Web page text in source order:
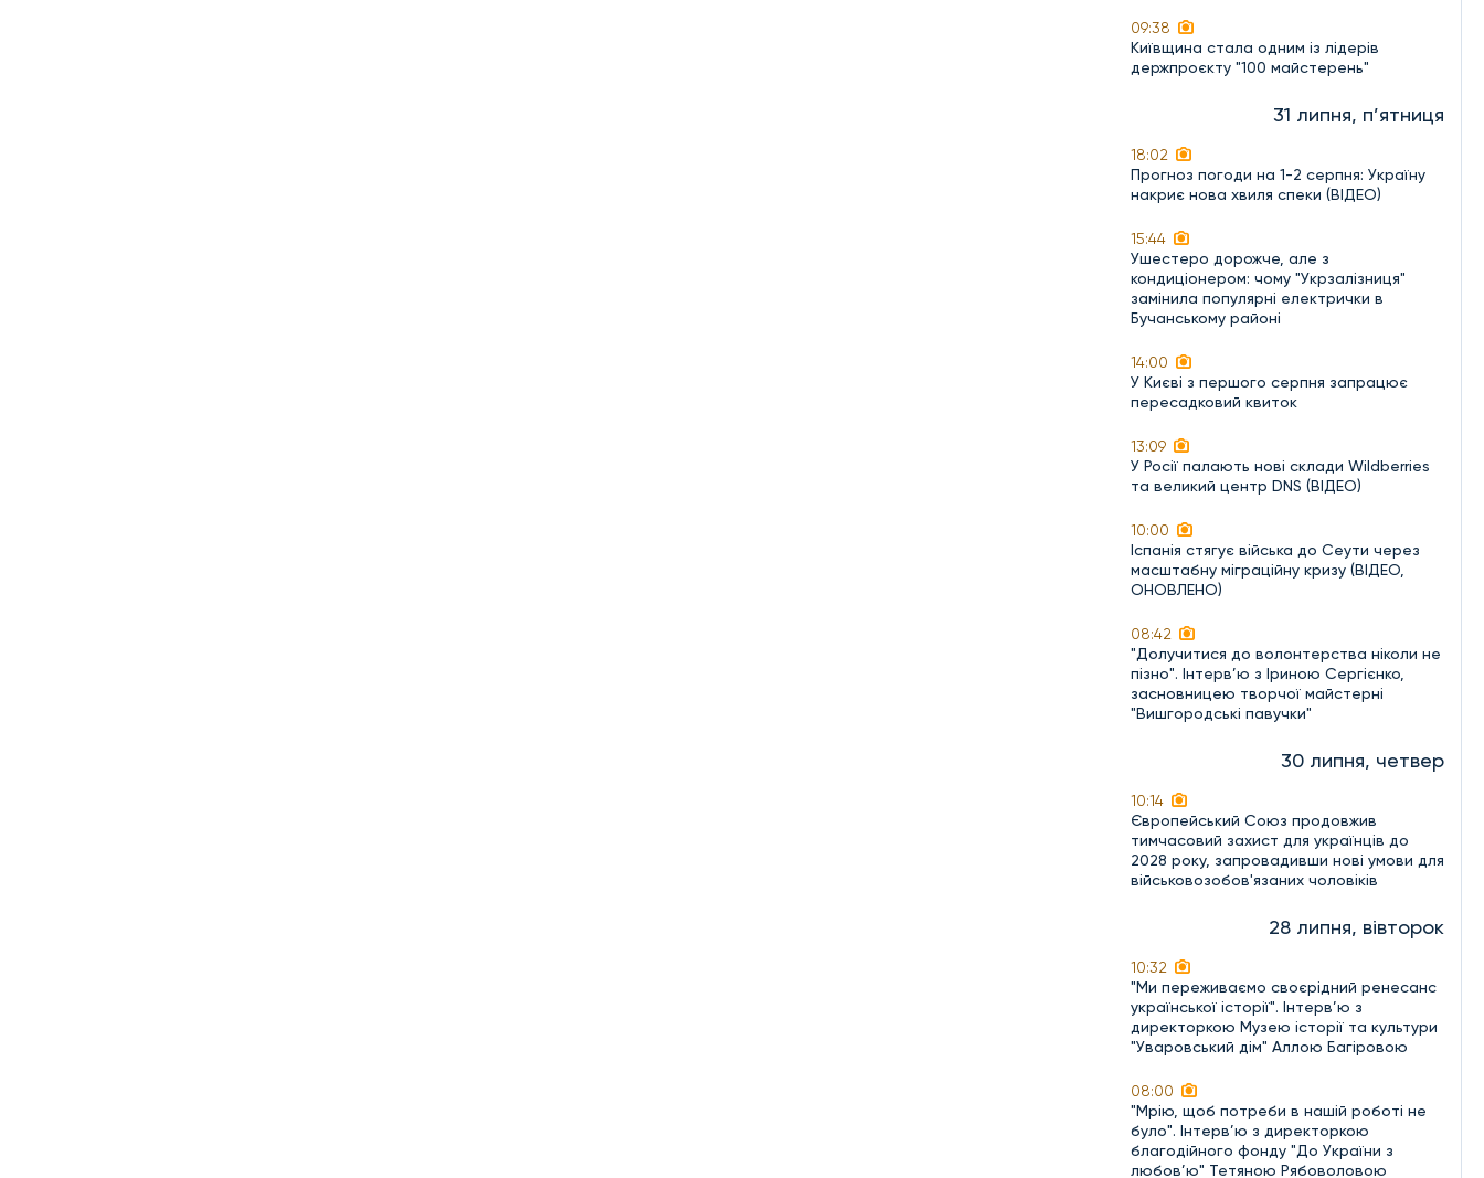
09:38
Київщина стала одним із лідерів
держпроєкту "100 майстерень"
31 липня, п’ятниця
18:02
Прогноз погоди на 1-2 серпня: Україну
накриє нова хвиля спеки (ВІДЕО)
15:44
Ушестеро дорожче, але з
кондиціонером: чому "Укрзалізниця"
замінила популярні електрички в
Бучанському районі
14:00
У Києві з першого серпня запрацює
пересадковий квиток
13:09
У Росії палають нові склади Wildberries
та великий центр DNS (ВІДЕО)
10:00
Іспанія стягує війська до Сеути через
масштабну міграційну кризу (ВІДЕО,
ОНОВЛЕНО)
08:42
"Долучитися до волонтерства ніколи не
пізно". Інтерв’ю з Іриною Сергієнко,
засновницею творчої майстерні
"Вишгородські павучки"
30 липня, четвер
10:14
Європейський Союз продовжив
тимчасовий захист для українців до
2028 року, запровадивши нові умови для
військовозобов'язаних чоловіків
28 липня, вівторок
10:32
"Ми переживаємо своєрідний ренесанс
української історії". Інтерв’ю з
директоркою Музею історії та культури
"Уваровський дім" Аллою Багіровою
08:00
"Мрію, щоб потреби в нашій роботі не
було". Інтерв’ю з директоркою
благодійного фонду "До України з
любов’ю" Тетяною Рябоволовою